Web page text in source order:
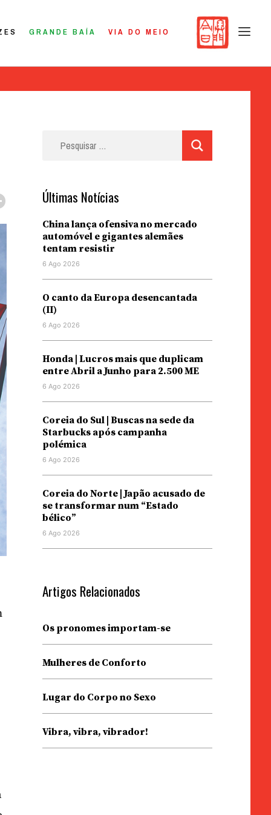
GRANDE BAÍA VIA DO MEIO
Últimas Notícias
China lança ofensiva no mercado
automóvel e gigantes alemães
tentam resistir
6 Ago 2026
O canto da Europa desencantada
(II)
6 Ago 2026
Honda | Lucros mais que duplicam
entre Abril a Junho para 2.500 ME
6 Ago 2026
Coreia do Sul | Buscas na sede da
Starbucks após campanha
polémica
6 Ago 2026
Coreia do Norte | Japão acusado de
se transformar num “Estado
bélico”
6 Ago 2026
Artigos Relacionados
Os pronomes importam-se
Mulheres de Conforto
Lugar do Corpo no Sexo
Vibra, vibra, vibrador!